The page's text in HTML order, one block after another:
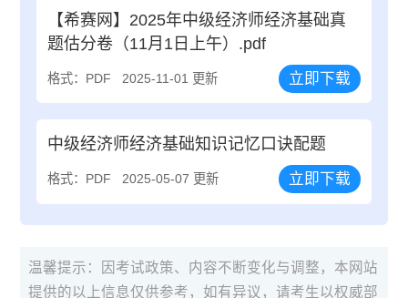
【希赛网】2025年中级经济师经济基础真
题估分卷（11月1日上午）.pdf
格式：PDF 2025-11-01 更新 立即下载
中级经济师经济基础知识记忆口诀配题
格式：PDF 2025-05-07 更新 立即下载
温馨提示：因考试政策、内容不断变化与调整，本网站
提供的以上信息仅供参考，如有异议，请考生以权威部